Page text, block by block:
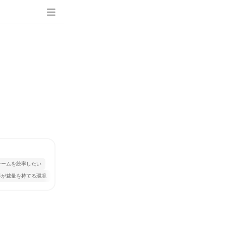
ームを統率したい
が裁量を持てる環境